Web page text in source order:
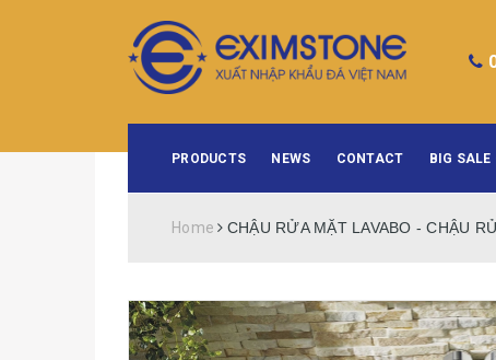
PRODUCTS NEWS CONTACT BIG
Home CHẬU RỬA MẶT LAVABO - CHẬU